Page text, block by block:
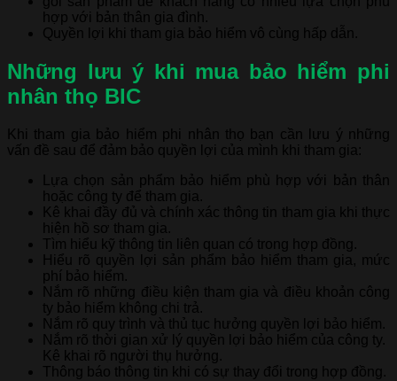
hợp với bản thân gia đình.
Quyền lợi khi tham gia bảo hiểm vô cùng hấp dẫn.
Những lưu ý khi mua bảo hiểm phi
nhân thọ BIC
Khi tham gia bảo hiểm phi nhân thọ bạn cần lưu ý những
vấn đề sau để đảm bảo quyền lợi của mình khi tham gia:
Lựa chọn sản phẩm bảo hiểm phù hợp với bản thân
hoặc công ty để tham gia.
Kê khai đầy đủ và chính xác thông tin tham gia khi thực
hiện hồ sơ tham gia.
Tìm hiểu kỹ thông tin liên quan có trong hợp đồng.
Hiểu rõ quyền lợi sản phẩm bảo hiểm tham gia, mức
phí bảo hiểm.
Nắm rõ những điều kiện tham gia và điều khoản công
ty bảo hiểm không chi trả.
Nắm rõ quy trình và thủ tục hưởng quyền lợi bảo hiểm.
Nắm rõ thời gian xử lý quyền lợi bảo hiểm của công ty.
Kê khai rõ người thụ hưởng.
Thông báo thông tin khi có sự thay đổi trong hợp đồng.